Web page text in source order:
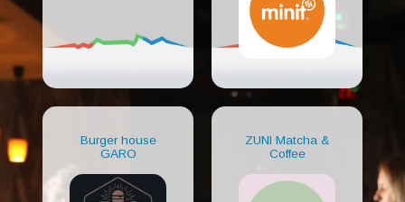
Burger house
GARO
ZUNI Matcha &
Coffee